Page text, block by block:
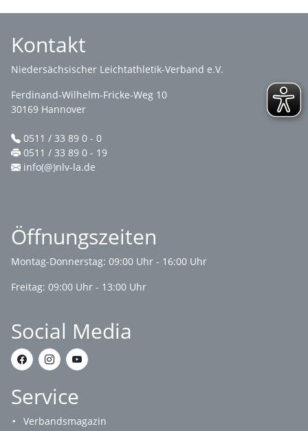
Kontakt
Niedersächsischer Leichtathletik-Verband e.V.
Ferdinand-Wilhelm-Fricke-Weg 10
30169 Hannover
0511 / 33 89 0 - 0
0511 / 33 89 0 - 19
info(@)nlv-la.de
Öffnungszeiten
Montag-Donnerstag: 09:00 Uhr - 16:00 Uhr
Freitag: 09:00 Uhr - 13:00 Uhr
Social Media
Service
Verbandsmagazin